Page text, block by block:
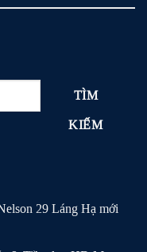
TÌM
KIẾM
29 Láng Hạ mới